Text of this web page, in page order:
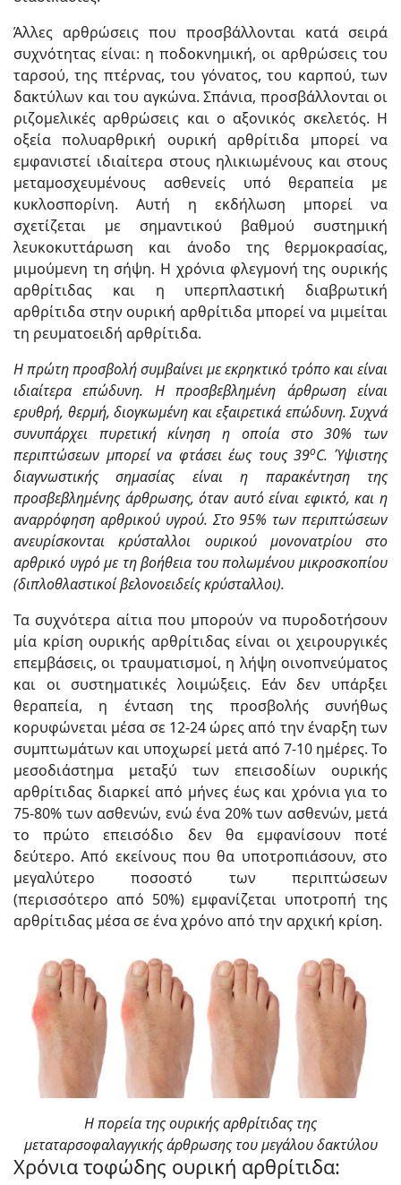
Άλλες αρθρώσεις που προσβάλλονται κατά σειρά
συχνότητας είναι: η ποδοκνημική, οι αρθρώσεις του
ταρσού, της πτέρνας, του γόνατος, του καρπού, των
δακτύλων και του αγκώνα. Σπάνια, προσβάλλονται οι
ριζομελικές αρθρώσεις και ο αξονικός σκελετός. Η
οξεία πολυαρθρική ουρική αρθρίτιδα μπορεί να
εμφανιστεί ιδιαίτερα στους ηλικιωμένους και στους
μεταμοσχευμένους ασθενείς υπό θεραπεία με
κυκλοσπορίνη. Αυτή η εκδήλωση μπορεί να
σχετίζεται με σημαντικού βαθμού συστημική
λευκοκυττάρωση και άνοδο της θερμοκρασίας,
μιμούμενη τη σήψη. Η χρόνια φλεγμονή της ουρικής
αρθρίτιδας και η υπερπλαστική διαβρωτική
αρθρίτιδα στην ουρική αρθρίτιδα μπορεί να μιμείται
τη ρευματοειδή αρθρίτιδα.
Η πρώτη προσβολή συμβαίνει με εκρηκτικό τρόπο και είναι
ιδιαίτερα επώδυνη. Η προσβεβλημένη άρθρωση είναι
ερυθρή, θερμή, διογκωμένη και εξαιρετικά επώδυνη. Συχνά
συνυπάρχει πυρετική κίνηση η οποία στο 30% των
περιπτώσεων μπορεί να φτάσει έως τους 39οC. Ύψιστης
διαγνωστικής σημασίας είναι η παρακέντηση της
προσβεβλημένης άρθρωσης, όταν αυτό είναι εφικτό, και η
αναρρόφηση αρθρικού υγρού. Στο 95% των περιπτώσεων
ανευρίσκονται κρύσταλλοι ουρικού μονονατρίου στο
αρθρικό υγρό με τη βοήθεια του πολωμένου μικροσκοπίου
(διπλοθλαστικοί βελονοειδείς κρύσταλλοι).
Τα συχνότερα αίτια που μπορούν να πυροδοτήσουν
μία κρίση ουρικής αρθρίτιδας είναι οι χειρουργικές
επεμβάσεις, οι τραυματισμοί, η λήψη οινοπνεύματος
και οι συστηματικές λοιμώξεις. Εάν δεν υπάρξει
θεραπεία, η ένταση της προσβολής συνήθως
κορυφώνεται μέσα σε 12-24 ώρες από την έναρξη των
συμπτωμάτων και υποχωρεί μετά από 7-10 ημέρες. Το
μεσοδιάστημα μεταξύ των επεισοδίων ουρικής
αρθρίτιδας διαρκεί από μήνες έως και χρόνια για το
75-80% των ασθενών, ενώ ένα 20% των ασθενών, μετά
το πρώτο επεισόδιο δεν θα εμφανίσουν ποτέ
δεύτερο. Από εκείνους που θα υποτροπιάσουν, στο
μεγαλύτερο ποσοστό των περιπτώσεων
(περισσότερο από 50%) εμφανίζεται υποτροπή της
αρθρίτιδας μέσα σε ένα χρόνο από την αρχική κρίση.
Η πορεία της ουρικής αρθρίτιδας της
μεταταρσοφαλαγγικής άρθρωσης του μεγάλου δακτύλου
Χρόνια τοφώδης ουρική αρθρίτιδα: